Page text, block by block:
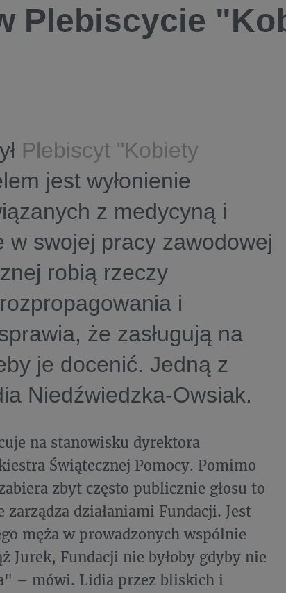
Plebiscycie
Plebiscyt "Kobiety
jest wyłonienie
z medycyną i
w swojej pracy zawodowej
robią rzeczy
i
że zasługują na
je docenić. Jedną z
Niedźwiedzka-Owsiak.
na stanowisku dyrektora
Świątecznej Pomocy. Pomimo
zbyt często publicznie głosu to
działaniami Fundacji. Jest
męża w prowadzonych wspólnie
Jurek, Fundacji nie byłoby gdyby nie
– mówi. Lidia przez bliskich i